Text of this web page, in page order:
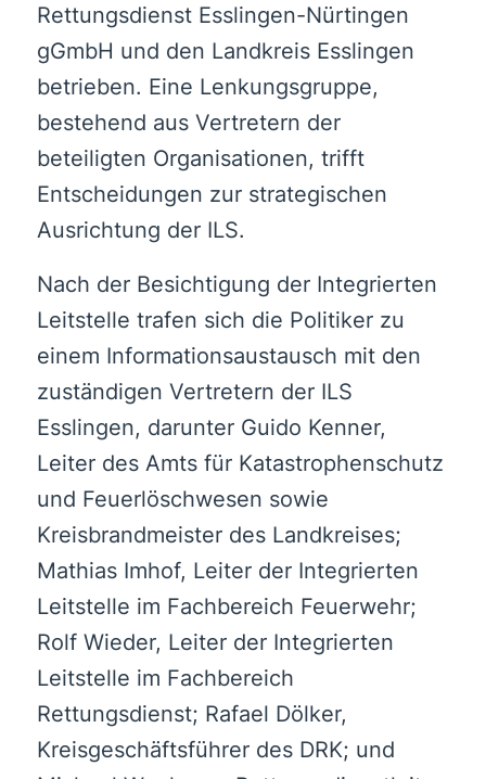
Rettungsdienst Esslingen-Nürtingen
gGmbH und den Landkreis Esslingen
betrieben. Eine Lenkungsgruppe,
bestehend aus Vertretern der
beteiligten Organisationen, trifft
Entscheidungen zur strategischen
Ausrichtung der ILS.
Nach der Besichtigung der Integrierten
Leitstelle trafen sich die Politiker zu
einem Informationsaustausch mit den
zuständigen Vertretern der ILS
Esslingen, darunter Guido Kenner,
Leiter des Amts für Katastrophenschutz
und Feuerlöschwesen sowie
Kreisbrandmeister des Landkreises;
Mathias Imhof, Leiter der Integrierten
Leitstelle im Fachbereich Feuerwehr;
Rolf Wieder, Leiter der Integrierten
Leitstelle im Fachbereich
Rettungsdienst; Rafael Dölker,
Kreisgeschäftsführer des DRK; und